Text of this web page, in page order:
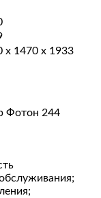
х 1470 х 1933
Фотон 244